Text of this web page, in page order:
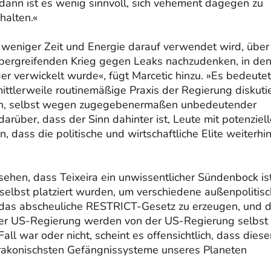
ist es wenig sinnvoll, sich vehement dagegen zu
Zeit und Energie darauf verwendet wird, über
Krieg gegen Leaks nachzudenken, in den
verwickelt wurde«, fügt Marcetic hinzu. »Es
routinemäßige Praxis der Regierung
selbst wegen zugegebenermaßen unbedeutender
dass der Sinn dahinter ist, Leute mit
dass die politische und wirtschaftliche Elite
dass Teixeira ein unwissentlicher Sündenbock
platziert wurden, um verschiedene
abscheuliche RESTRICT-Gesetz zu erzeugen, und
US-Regierung werden von der US-Regierung selbst
war oder nicht, scheint es offensichtlich, dass
Gefängnissysteme unseres Planeten